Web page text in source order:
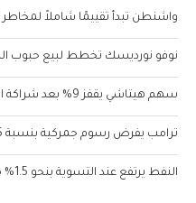
واشنطن تبدأ تقييمًا شاملاً
نوفو نورديسك تخطط لبيع حبوب
سهم هيتاشي يقفز 9% بعد شراكة استراتيجية مع أوبن إيه آي
ترامب يفرض رسوم جمركية بنسبة 25% على الشاحنات المستوردة
النفط يرتفع عند التسوية بنحو 1.5% مع الإغلاق